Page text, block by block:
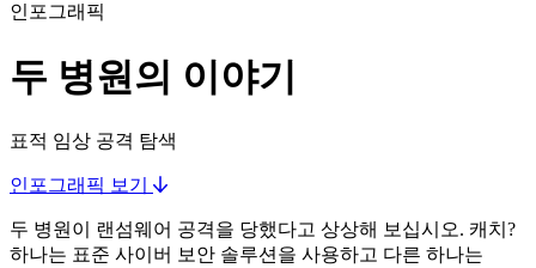
인포그래픽
두 병원의 이야기
표적 임상 공격 탐색
인포그래픽 보기
두 병원이 랜섬웨어 공격을 당했다고 상상해 보십시오. 캐치?
하나는 표준 사이버 보안 솔루션을 사용하고 다른 하나는